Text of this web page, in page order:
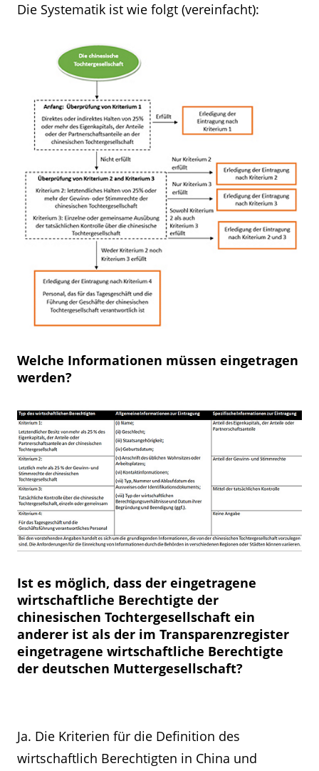
Die Systematik ist wie folgt (vereinfacht):
Welche Informationen müssen eingetragen
werden?
Ist es möglich, dass der eingetragene
wirtschaftliche Berechtigte der
chinesischen Tochtergesellschaft ein
anderer ist als der im Transparenzregister
eingetragene wirtschaftliche Berechtigte
der deutschen Muttergesellschaft?
Ja. Die Kriterien für die Definition des
wirtschaftlich Berechtigten in China und